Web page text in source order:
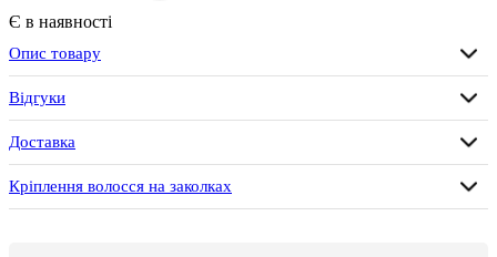
Є в наявності
Опис товару
Відгуки
Доставка
Кріплення волосся на заколках